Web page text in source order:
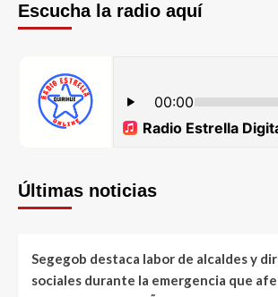
Escucha la radio aquí
Últimas noticias
Segegob destaca labor de alcaldes y
sociales durante la emergencia que